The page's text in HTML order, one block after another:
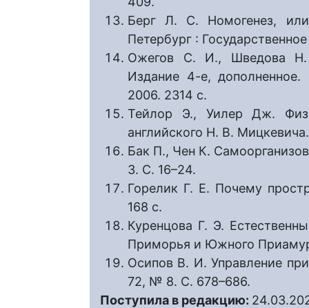
Берг Л. С. Номогенез,
Петербург :
Ожегов С. И., Шведова Н.
Издание 4-е,
2006. 2314 с.
Тейлор Э., Уилер Дж.
английского Н. В.
Бак П., Чен К.
3. С. 16–24.
Горелик Г. Е. Почему
168 с.
Куренцова Г. Э.
Приморья и Южного
Осипов В. И. Управление
72, № 8. С. 678–686.
Поступила в редакцию: